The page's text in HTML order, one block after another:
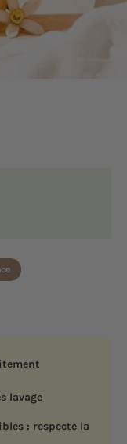
lavage
: respecte la